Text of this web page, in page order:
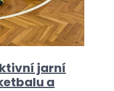
jarní
a